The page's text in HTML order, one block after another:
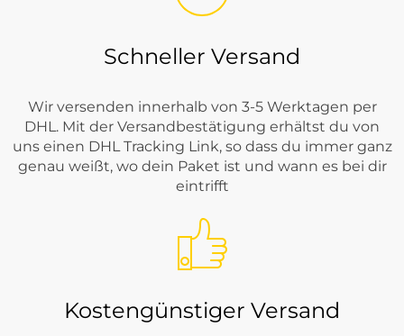
Schneller Versand
Wir versenden innerhalb von 3-5 Werktagen per
DHL. Mit der Versandbestätigung erhältst du von
uns einen DHL Tracking Link, so dass du immer ganz
genau weißt, wo dein Paket ist und wann es bei dir
eintrifft
Kostengünstiger Versand